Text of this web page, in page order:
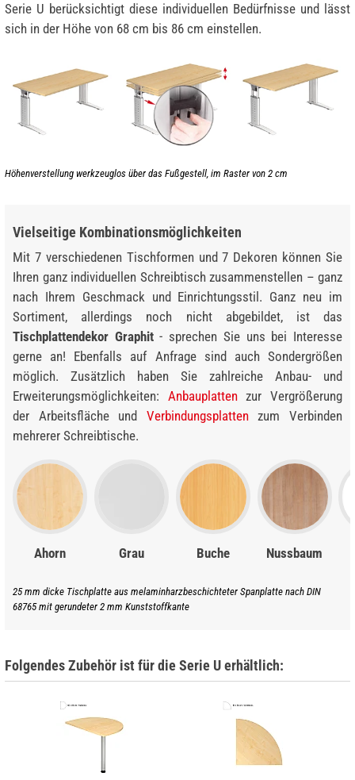
Serie U berücksichtigt diese individuellen Bedürfnisse und lässt
sich in der Höhe von 68 cm bis 86 cm einstellen.
Höhenverstellung werkzeuglos über das Fußgestell, im Raster von 2 cm
Vielseitige Kombinationsmöglichkeiten
Mit 7 verschiedenen Tischformen und 7 Dekoren können Sie
Ihren ganz individuellen Schreibtisch zusammenstellen – ganz
nach Ihrem Geschmack und Einrichtungsstil. Ganz neu im
Sortiment, allerdings noch nicht abgebildet, ist das
Tischplattendekor Graphit- sprechen Sie uns bei Interesse
gerne an! Ebenfalls auf Anfrage sind auch Sondergrößen
möglich. Zusätzlich haben Sie zahlreiche Anbau- und
Erweiterungsmöglichkeiten: Anbauplattenzur Vergrößerung
der Arbeitsfläche und Verbindungsplattenzum Verbinden
mehrerer Schreibtische.
Ahorn Grau Buche Nussbaum
25 mm dicke Tischplatte aus melaminharzbeschichteter Spanplatte nach DIN
68765 mit gerundeter 2 mm Kunststoffkante
Folgendes Zubehör ist für die Serie U erhältlich: